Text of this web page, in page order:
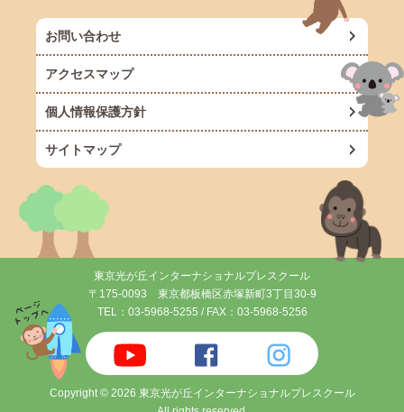
お問い合わせ
アクセスマップ
個人情報保護方針
サイトマップ
東京光が丘インターナショナルプレスクール
〒175-0093 東京都板橋区赤塚新町3丁目30-9
TEL： 03-5968-5255 / FAX：03-5968-5256
Copyright © 2026 東京光が丘インターナショナルプレスクール